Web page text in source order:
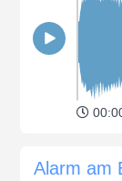
Alarm am